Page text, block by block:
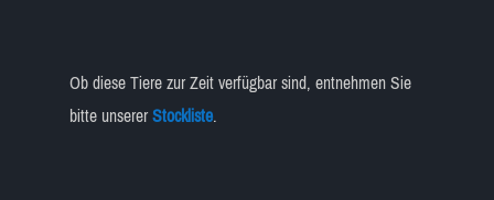
Ob diese Tiere zur Zeit verfügbar sind, entnehmen Sie
bitte unsererStockliste.